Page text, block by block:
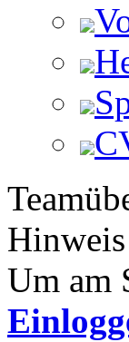
Hinweis
Um am